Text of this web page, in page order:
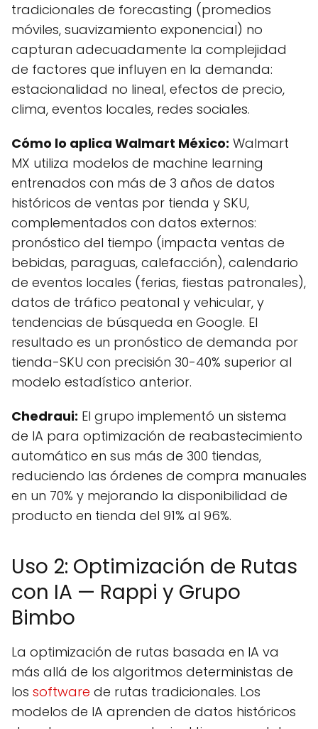
tradicionales de forecasting (promedios
móviles, suavizamiento exponencial) no
capturan adecuadamente la complejidad
de factores que influyen en la demanda:
estacionalidad no lineal, efectos de precio,
clima, eventos locales, redes sociales.
Cómo lo aplica Walmart México: Walmart
MX utiliza modelos de machine learning
entrenados con más de 3 años de datos
históricos de ventas por tienda y SKU,
complementados con datos externos:
pronóstico del tiempo (impacta ventas de
bebidas, paraguas, calefacción), calendario
de eventos locales (ferias, fiestas patronales),
datos de tráfico peatonal y vehicular, y
tendencias de búsqueda en Google. El
resultado es un pronóstico de demanda por
tienda-SKU con precisión 30-40% superior al
modelo estadístico anterior.
Chedraui: El grupo implementó un sistema
de IA para optimización de reabastecimiento
automático en sus más de 300 tiendas,
reduciendo las órdenes de compra manuales
en un 70% y mejorando la disponibilidad de
producto en tienda del 91% al 96%.
Uso 2: Optimización de Rutas
con IA — Rappi y Grupo
Bimbo
La optimización de rutas basada en IA va
más allá de los algoritmos deterministas de
los software de rutas tradicionales. Los
modelos de IA aprenden de datos históricos